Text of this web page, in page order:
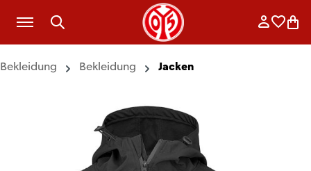
Zum Hauptinhalt springen
Bekleidung Bekleidung Jacken